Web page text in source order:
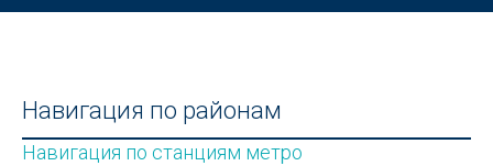
Виды вин: полная классификация и советы по
Навигация по районам
Навигация по станциям метро